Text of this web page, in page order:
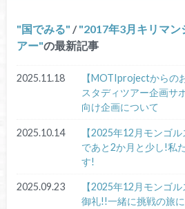
国でみる / 2017年3月キリマ
アー の最新記事
2025.11.18
【MOTIprojectからの
スタディツアー企画サ
向け企画について
2025.10.14
【2025年12月モンゴ
であと2か月と少し!私
す!
2025.09.23
【2025年12月モンゴ
御礼!!一緒に挑戦の旅